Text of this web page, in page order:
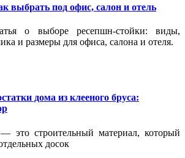
выбрать под офис, салон и отель
о выборе ресепшн-стойки: виды,
и размеры для офиса, салона и отеля.
дома из клееного бруса:
это строительный материал, который
досок